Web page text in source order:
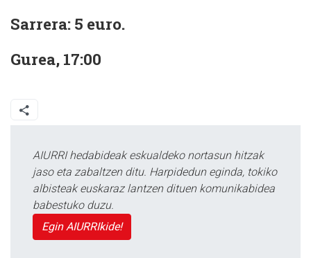
Sarrera: 5 euro.
Gurea, 17:00
AIURRI hedabideak eskualdeko nortasun hitzak
jaso eta zabaltzen ditu. Harpidedun eginda, tokiko
albisteak euskaraz lantzen dituen komunikabidea
babestuko duzu.
Egin AIURRIkide!